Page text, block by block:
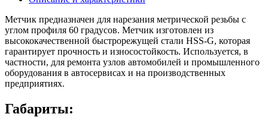
Метчик предназначен для нарезания метрической резьбы с
углом профиля 60 градусов. Метчик изготовлен из
высококачественной быстрорежущей стали HSS-G, которая
гарантирует прочность и износостойкость. Используется, в
частности, для ремонта узлов автомобилей и промышленного
оборудования в автосервисах и на производственных
предприятиях.
Габариты: